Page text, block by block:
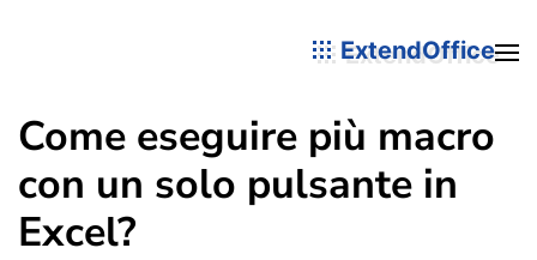
ExtendOffice
Come eseguire più macro
con un solo pulsante in
Excel?